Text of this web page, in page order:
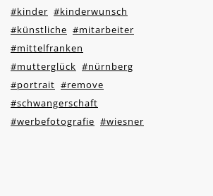
#kinder #kinderwunsch
#künstliche #mitarbeiter
#mittelfranken
#mutterglück #nürnberg
#portrait #remove
#schwangerschaft
#werbefotografie #wiesner